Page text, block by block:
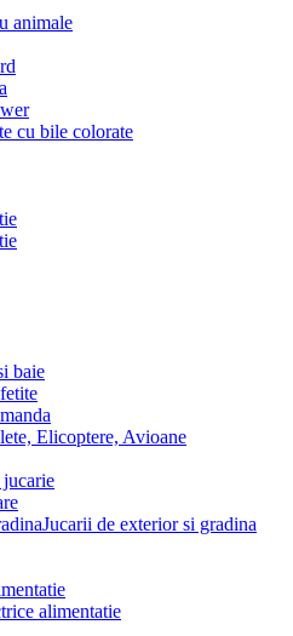
animale
cu bile colorate
baie
Elicoptere, Avioane
jucarie
Jucarii de exterior si gradina
alimentatie